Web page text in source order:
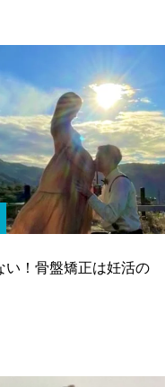
い！骨盤矯正は妊活の